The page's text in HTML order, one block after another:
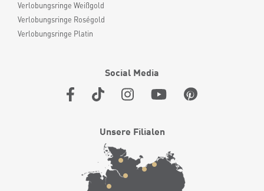
Verlobungsringe Weißgold
Verlobungsringe Roségold
Verlobungsringe Platin
Social Media
Unsere Filialen